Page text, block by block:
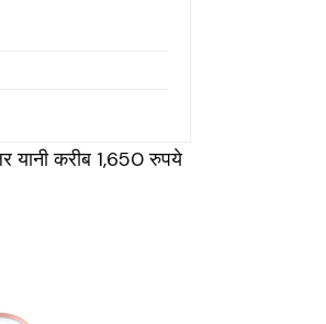
यानी करीब 1,650 रुपये